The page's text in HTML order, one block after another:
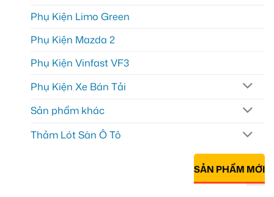
Phụ Kiện Limo Green
Phụ Kiện Mazda 2
Phụ Kiện Vinfast VF3
Phụ Kiện Xe Bán Tải
Sản phẩm khác
Thảm Lót Sàn Ô Tô
SẢN PHẨM MỚI